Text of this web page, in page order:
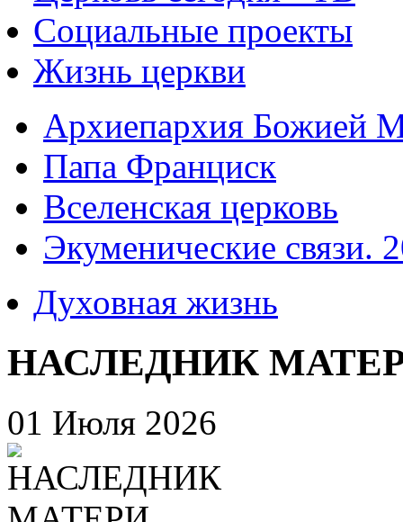
Социальные проекты
Жизнь церкви
Архиепархия Божией
Папа Франциск
Вселенская церковь
Экуменические связи.
Духовная жизнь
НАСЛЕДНИК
01 Июля 2026